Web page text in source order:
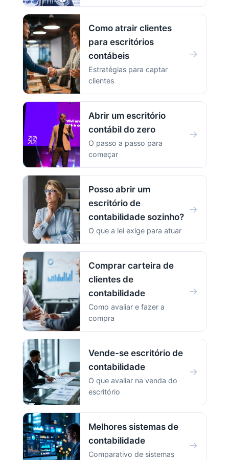
Como atrair clientes
para escritórios
contábeis
Estratégias para captar
clientes
→
Abrir um escritório
contábil do zero
O passo a passo para
começar
→
Posso abrir um
escritório de
contabilidade sozinho?
O que a lei exige para atuar
→
Comprar carteira de
clientes de
contabilidade
Como avaliar e fazer a
compra
→
Vende-se escritório de
contabilidade
O que avaliar na venda do
escritório
→
Melhores sistemas de
contabilidade
Comparativo de sistemas
→